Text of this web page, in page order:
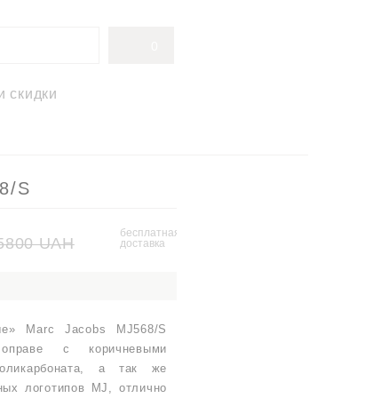
скидки
S
UAH
бесплатная
доставка
Marc Jacobs MJ568/S
с коричневыми
а так же
логотипов MJ, отлично